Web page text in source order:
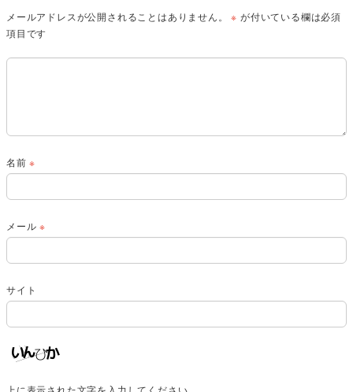
メールアドレスが公開されることはありません。 ※ が付いている欄は必須
項目です
名前※
メール※
サイト
上に表示された文字を入力してください。